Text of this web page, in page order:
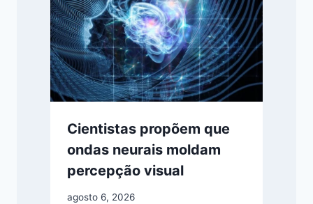
Cientistas propõem que
ondas neurais moldam
percepção visual
agosto 6, 2026